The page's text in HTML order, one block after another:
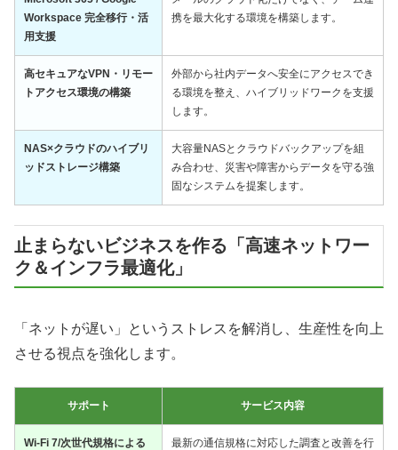
Workspace 完全移行・活
用支援
携を最大化する環境を構築します。
高セキュアなVPN・リモー
トアクセス環境の構築
外部から社内データへ安全にアクセスでき
る環境を整え、ハイブリッドワークを支援
します。
NAS×クラウドのハイブリ
ッドストレージ構築
大容量NASとクラウドバックアップを組
み合わせ、災害や障害からデータを守る強
固なシステムを提案します。
止まらないビジネスを作る「高速ネットワー
ク＆インフラ最適化」
「ネットが遅い」というストレスを解消し、生産性を向上
させる視点を強化します。
サポート サービス内容
Wi-Fi 7/次世代規格による
最新の通信規格に対応した調査と改善を行